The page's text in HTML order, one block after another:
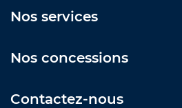
Nos services
Nos concessions
Contactez-nous